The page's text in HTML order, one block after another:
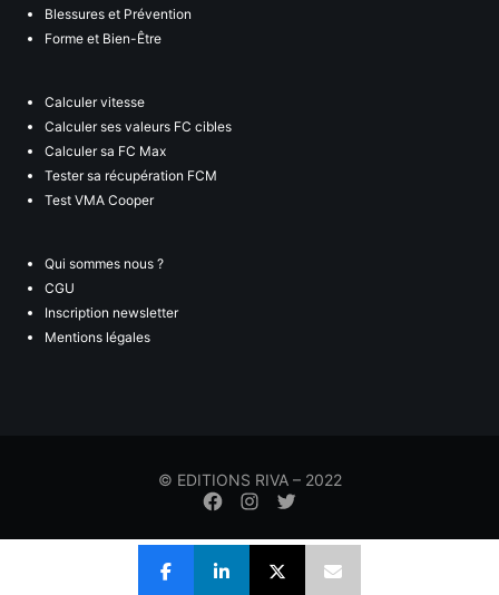
Blessures et Prévention
Forme et Bien-Être
Calculer vitesse
Calculer ses valeurs FC cibles
Calculer sa FC Max
Tester sa récupération FCM
Test VMA Cooper
Qui sommes nous ?
CGU
Inscription newsletter
Mentions légales
© EDITIONS RIVA – 2022
Élément
menude
de